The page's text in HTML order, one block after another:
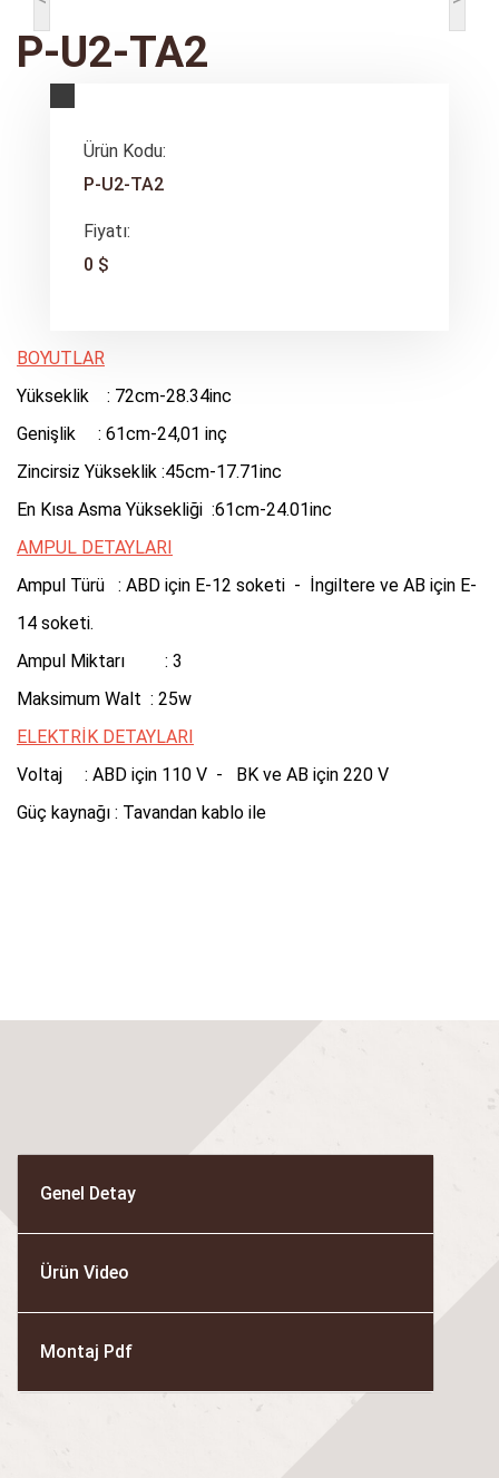
P-U2-TA2
Ürün Kodu:
P-U2-TA2
Fiyatı:
0 $
BOYUTLAR
Yükseklik : 72cm-28.34inc
Genişlik : 61cm-24,01 inç
Zincirsiz Yükseklik :45cm-17.71inc
En Kısa Asma Yüksekliği :61cm-24.01inc
AMPUL DETAYLARI
Ampul Türü : ABD için E-12 soketi - İngiltere ve AB için E-
14 soketi.
Ampul Miktarı : 3
Maksimum Walt : 25w
ELEKTRİK DETAYLARI
Voltaj : ABD için 110 V - BK ve AB için 220 V
Güç kaynağı : Tavandan kablo ile
Genel Detay
Ürün Video
Montaj Pdf